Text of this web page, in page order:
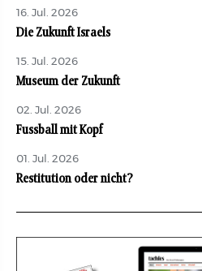
16. Jul. 2026
Die Zukunft Israels
15. Jul. 2026
Museum der Zukunft
02. Jul. 2026
Fussball mit Kopf
01. Jul. 2026
Restitution oder nicht?